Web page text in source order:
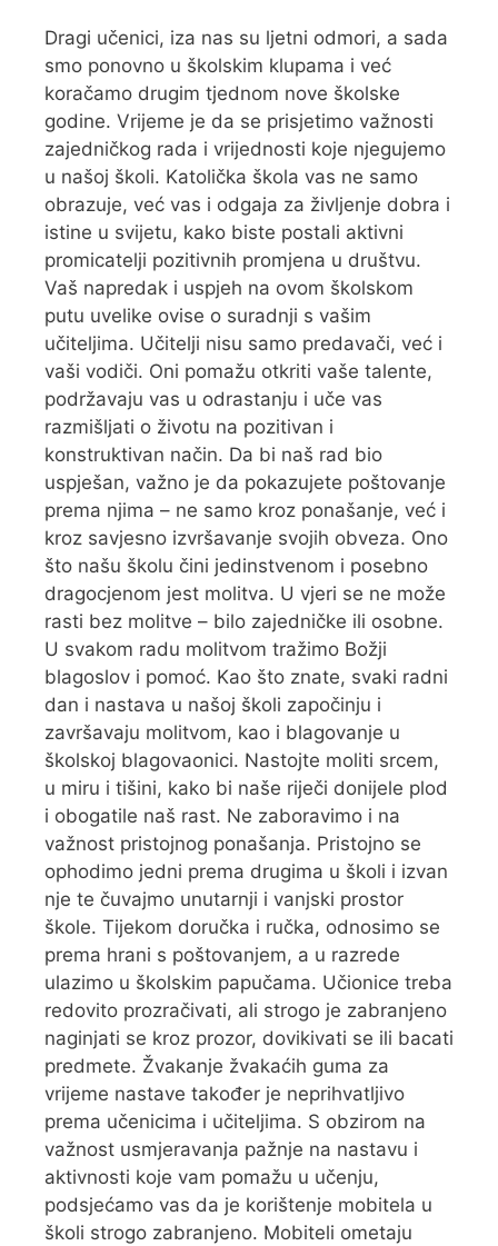
Dragi učenici, iza nas su ljetni odmori, a sada
smo ponovno u školskim klupama i već
koračamo drugim tjednom nove školske
godine. Vrijeme je da se prisjetimo važnosti
zajedničkog rada i vrijednosti koje njegujemo
u našoj školi. Katolička škola vas ne samo
obrazuje, već vas i odgaja za življenje dobra i
istine u svijetu, kako biste postali aktivni
promicatelji pozitivnih promjena u društvu.
Vaš napredak i uspjeh na ovom školskom
putu uvelike ovise o suradnji s vašim
učiteljima. Učitelji nisu samo predavači, već i
vaši vodiči. Oni pomažu otkriti vaše talente,
podržavaju vas u odrastanju i uče vas
razmišljati o životu na pozitivan i
konstruktivan način. Da bi naš rad bio
uspješan, važno je da pokazujete poštovanje
prema njima – ne samo kroz ponašanje, već i
kroz savjesno izvršavanje svojih obveza. Ono
što našu školu čini jedinstvenom i posebno
dragocjenom jest molitva. U vjeri se ne može
rasti bez molitve – bilo zajedničke ili osobne.
U svakom radu molitvom tražimo Božji
blagoslov i pomoć. Kao što znate, svaki radni
dan i nastava u našoj školi započinju i
završavaju molitvom, kao i blagovanje u
školskoj blagovaonici. Nastojte moliti srcem,
u miru i tišini, kako bi naše riječi donijele plod
i obogatile naš rast. Ne zaboravimo i na
važnost pristojnog ponašanja. Pristojno se
ophodimo jedni prema drugima u školi i izvan
nje te čuvajmo unutarnji i vanjski prostor
škole. Tijekom doručka i ručka, odnosimo se
prema hrani s poštovanjem, a u razrede
ulazimo u školskim papučama. Učionice treba
redovito prozračivati, ali strogo je zabranjeno
naginjati se kroz prozor, dovikivati se ili bacati
predmete. Žvakanje žvakaćih guma za
vrijeme nastave također je neprihvatljivo
prema učenicima i učiteljima. S obzirom na
važnost usmjeravanja pažnje na nastavu i
aktivnosti koje vam pomažu u učenju,
podsjećamo vas da je korištenje mobitela u
školi strogo zabranjeno. Mobiteli ometaju